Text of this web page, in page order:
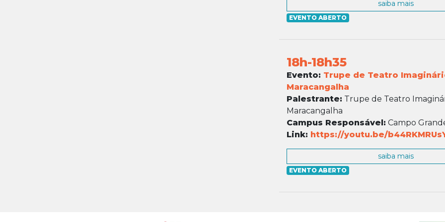
saiba mais
EVENTO ABERTO
18h-18h35
Evento: Trupe de Teatro
Maracangalha
Palestrante: Trupe de Teatro
Maracangalha
Campus Responsável: Campo
Link: https://youtu.be/
saiba mais
EVENTO ABERTO